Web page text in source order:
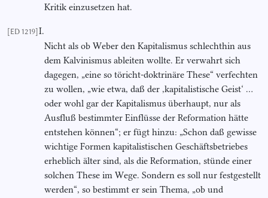
Kritik einzusetzen hat.
[ED 1219] I.
Nicht als ob Weber den Kapitalismus schlechthin aus
dem Kalvinismus ableiten wollte. Er verwahrt sich
dagegen, „eine so töricht-doktrinäre These“ verfechten
zu wollen, „wie etwa, daß der ,kapitalistische Geist‘ …
oder wohl gar der Kapitalismus überhaupt, nur als
Ausfluß bestimmter Einflüsse der Reformation hätte
entstehen können“; er fügt hinzu: „Schon daß gewisse
wichtige Formen kapitalistischen Geschäftsbetriebes
erheblich älter sind, als die Reformation, stünde einer
solchen These im Wege. Sondern es soll nur festgestellt
werden“, so bestimmt er sein Thema, „ob und